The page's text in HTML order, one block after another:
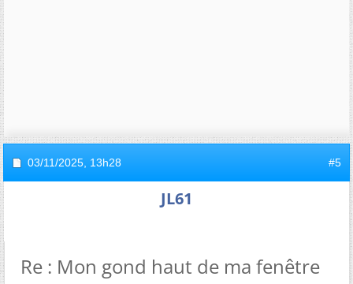
03/11/2025, 13h28 #5
JL61
Re : Mon gond haut de ma fenêtre